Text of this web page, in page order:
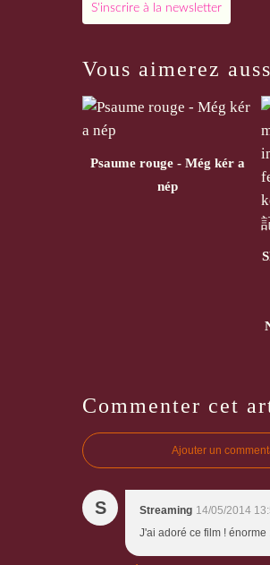
S'inscrire à la newsletter
Vous aimerez
Psaume rouge - Még kér a
nép
Commenter cet
Ajouter un
S Streaming 14/05/2014
J'ai adoré ce film ! énorme